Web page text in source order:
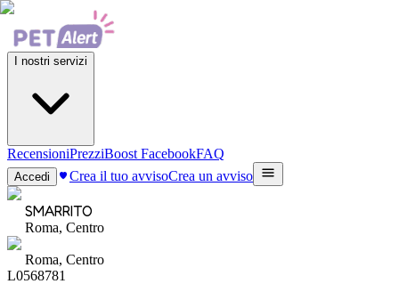
I nostri servizi
RecensioniPrezziBoost FacebookFAQ
Accedi Crea il tuo avvisoCrea un avviso
SMARRITO
Roma, Centro
Roma, Centro
L0568781